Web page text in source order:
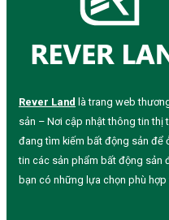
Rever Land là trang web
sản – Nơi cập nhật thông tin
đang tìm kiếm bất động sản để
tin các sản phẩm bất động sản
bạn có những lựa chọn phù hợp